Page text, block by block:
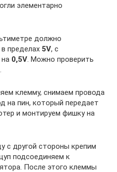
элементарно
должно
пределах 5V, с
0,5V. Можно проверить
клемму, снимаем провода
на пин, который передает
и монтируем фишку на
с другой стороны крепим
подсоединяем к
После этого клеммы